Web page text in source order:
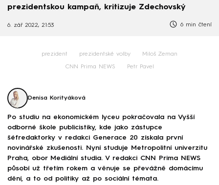
prezidentskou kampaň, kritizuje Zdechovský
6. zář 2022, 21:53 6 min čtení
prezident prezidentské volby Miloš Zeman
CNN Prima NEWS Petr Pavel
Denisa Korityáková
Po studiu na ekonomickém lyceu pokračovala na Vyšší
odborné škole publicistiky, kde jako zástupce
šéfredaktorky v redakci Generace 20 získala první
novinářské zkušenosti. Nyní studuje Metropolitní univerzitu
Praha, obor Mediální studia. V redakci CNN Prima NEWS
působí už třetím rokem a věnuje se převážně domácímu
dění, a to od politiky až po sociální témata.